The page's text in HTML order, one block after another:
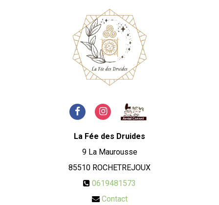
La Fée des Druides
9 La Maurousse
85510 ROCHETREJOUX
0619481573
Contact